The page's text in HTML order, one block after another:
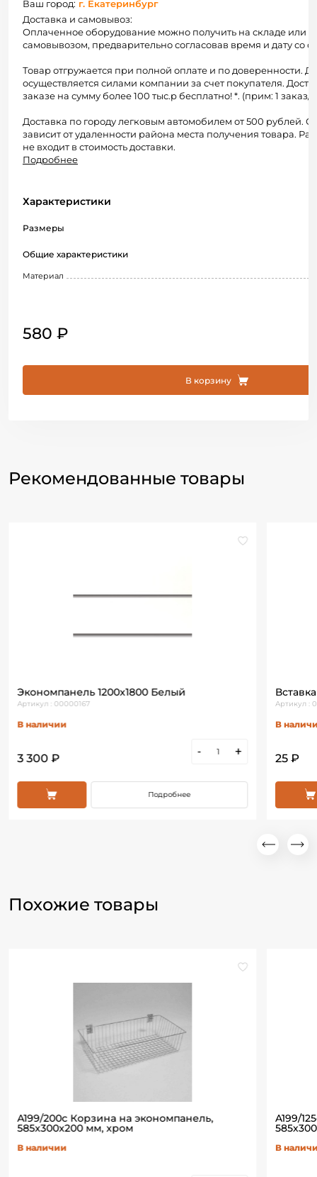
580 ₽
В корзину
Ваш город: г. Екатеринбург
Доставка и самовывоз:
Оплаченное оборудование можно получить на складе или
самовывозом, предварительно согласовав время и дату со
Товар отгружается при полной оплате и по доверенности.
осуществляется силами компании за счет покупателя.
заказе на сумму более 100 тыс.р бесплатно! *. (прим: 1 заказ/1
Доставка по городу легковым автомобилем от 500 рублей.
зависит от удаленности района места получения товара.
не входит в стоимость доставки.
Подробнее
Характеристики
Размеры
Общие характеристики
Материал
Рекомендованные товары
Экономпанель 1200х1800 Белый
Артикул : 00000167
В наличии
3 300 ₽
- +
Подробнее
Артикул :
В
25 ₽
Похожие товары
A199/200c Корзина на экономпанель,
585х300х200 мм, хром
В наличии
A199/
В